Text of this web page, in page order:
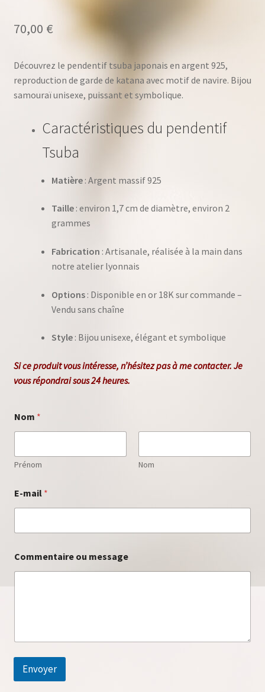
70,00 €
Découvrez le pendentif tsuba japonais en argent 925,
reproduction de garde de katana avec motif de navire. Bijou
samouraï unisexe, puissant et symbolique.
Caractéristiques du pendentif
Tsuba
Matière: Argent massif 925
Taille: environ 1,7 cm de diamètre, environ 2
grammes
Fabrication : Artisanale, réalisée à la main dans
notre atelier lyonnais
Options: Disponible en or 18K sur commande –
Vendu sans chaîne
Style: Bijou unisexe, élégant et symbolique
Si ce produit vous intéresse, n’hésitez pas à mecontacter. Je
vous répondrai sous 24 heures.
Nom *
Prénom Nom
E-mail *
o
m
e
t
Commentaire ou message
Envoyer